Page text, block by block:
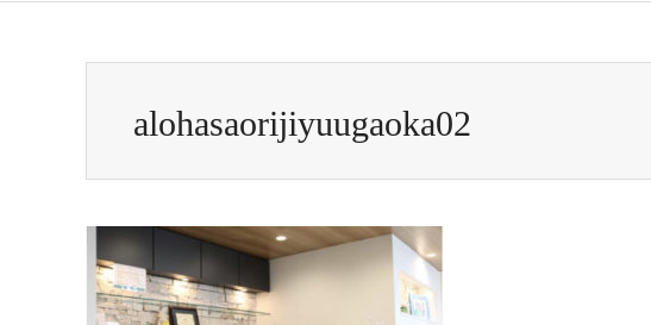
alohasaorijiyuugaoka02